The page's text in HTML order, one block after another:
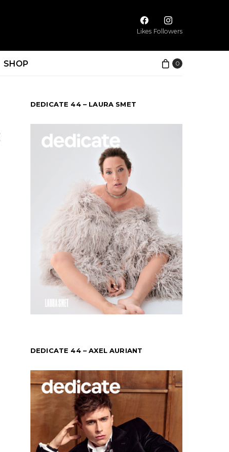
Likes Followers
SHOP 0
DEDICATE 44 – LAURA SMET
DEDICATE 44 – AXEL AURIANT